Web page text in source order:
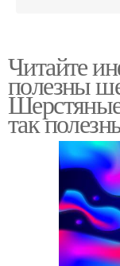
Носки из
шерсти
Читайте
полезны
так